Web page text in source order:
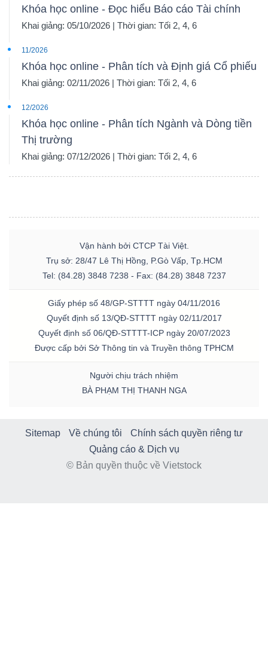
Khóa học online - Đọc hiểu Báo cáo Tài chính
Khai giảng: 05/10/2026 | Thời gian: Tối 2, 4, 6
11/2026
Khóa học online - Phân tích và Định giá Cổ phiếu
Khai giảng: 02/11/2026 | Thời gian: Tối 2, 4, 6
12/2026
Khóa học online - Phân tích Ngành và Dòng tiền
Thị trường
Khai giảng: 07/12/2026 | Thời gian: Tối 2, 4, 6
Vận hành bởi CTCP Tài Việt.
Trụ sở: 28/47 Lê Thị Hồng, P.Gò Vấp, Tp.HCM
Tel: (84.28) 3848 7238 - Fax: (84.28) 3848 7237
Giấy phép số 48/GP-STTTT ngày 04/11/2016
Quyết định số 13/QĐ-STTTT ngày 02/11/2017
Quyết định số 06/QĐ-STTTT-ICP ngày 20/07/2023
Được cấp bởi Sở Thông tin và Truyền thông TPHCM
Người chịu trách nhiệm
BÀ PHẠM THỊ THANH NGA
Sitemap Về chúng tôi
Chính sách quyền riêng tư
Quảng cáo & Dịch vụ
© Bản quyền thuộc về Vietstock